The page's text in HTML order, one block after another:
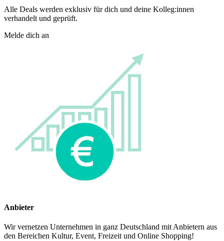
Alle Deals werden exklusiv für dich und deine Kolleg:innen
verhandelt und geprüft.
Melde dich an
Anbieter
Wir vernetzen Unternehmen in ganz Deutschland mit Anbietern aus
den Bereichen Kultur, Event, Freizeit und Online Shopping!